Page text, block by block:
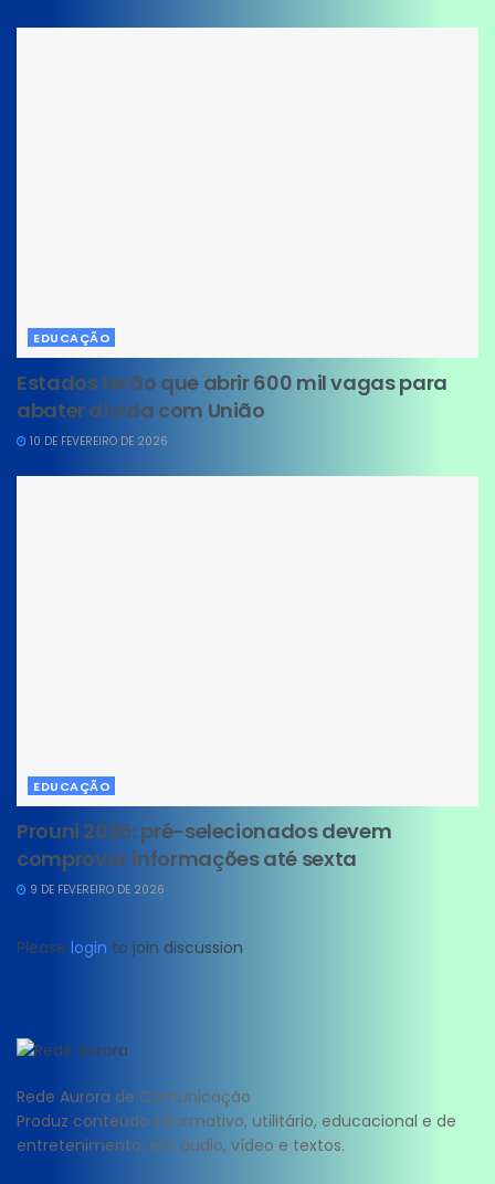
EDUCAÇÃO
Estados terão que abrir 600 mil vagas para
abater dívida com União
10 DE FEVEREIRO DE 2026
EDUCAÇÃO
Prouni 2026: pré-selecionados devem
comprovar informações até sexta
9 DE FEVEREIRO DE 2026
Please login to join discussion
Rede Aurora de Comunicação
Produz conteúdo informativo, utilitário, educacional e de
entretenimento; em áudio, vídeo e textos.